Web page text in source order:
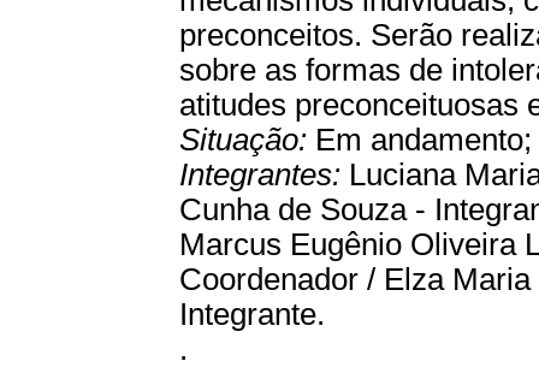
preconceitos. Serão
sobre as formas de
atitudes preconceituosas
Situação: Em andamento;
Integrantes: Luciana
Cunha de Souza -
Marcus Eugênio Oliveira
Coordenador / Elza
Integrante.
.